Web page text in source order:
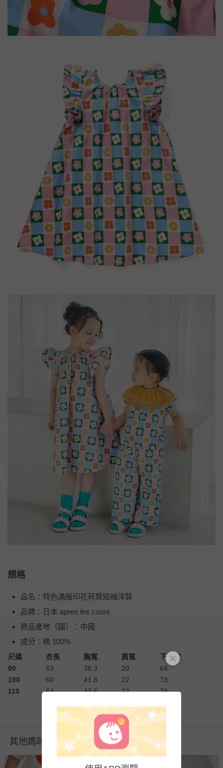
規格
品名：特色滿版印花荷葉短袖洋裝
品牌：日本 apres les cours
商品產地（國）：中國
成分：棉 100%
尺碼 衣長 胸寬 肩寬
下擺寬
90
53 38.3 20
64
100
60 41.8 22
73
110
64 43.6 23
78
51.1 27 92
尺寸表單位皆為公分
(cm)，會因布料彈性、水洗處理、測量
起訖點等因素，與實際商品尺寸略有誤差
其他媽咪也在逛